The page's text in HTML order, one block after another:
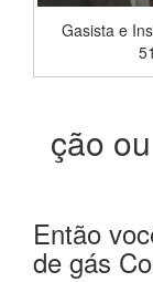
Gasista e
ção
Então
de gás